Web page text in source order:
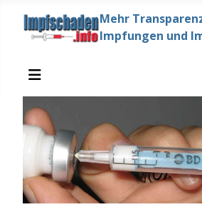
Mehr
Impfungen und